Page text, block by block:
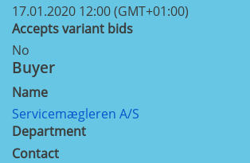
17.01.2020 12:00 (GMT+01:00)
Accepts variant bids
No
Buyer
Name
Servicemægleren A/S
Department
Contact